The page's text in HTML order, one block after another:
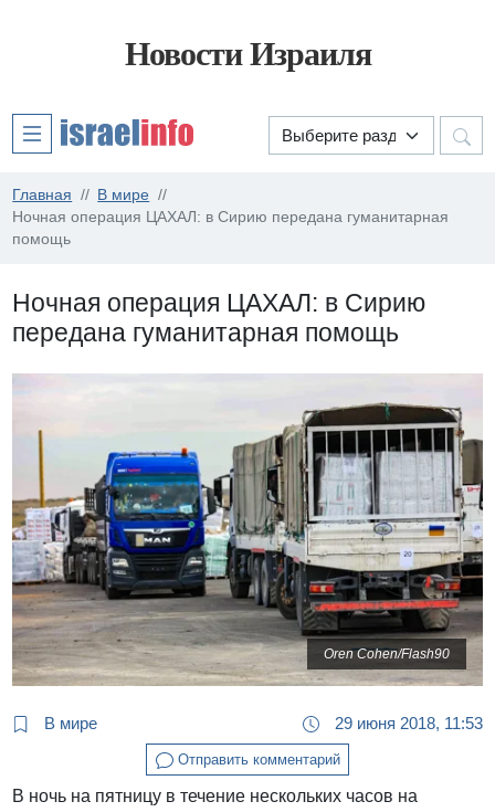
Новости Израиля
Главная
В мире
Ночная операция ЦАХАЛ: в Сирию передана гуманитарная
помощь
Ночная операция ЦАХАЛ: в Сирию
передана гуманитарная помощь
Oren Cohen/Flash90
В мире 29 июня 2018, 11:53
Отправить комментарий
В ночь на пятницу в течение нескольких часов на